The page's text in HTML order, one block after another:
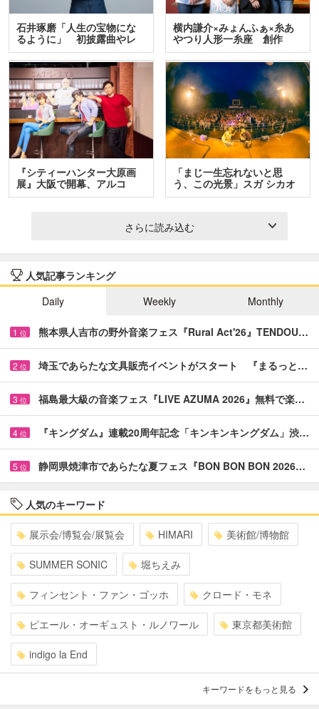
石井琢磨「人生の宝物にな
るように」 初披露曲やレ
ア…
横内謙介×みょんふぁ×糸あ
やつり人形一糸座 創作
人…
『シティーハンター大原画
展』大阪で開幕、アルコ
＆…
「まじ一生忘れないと思
う、この光景」スガ シカオ
と…
さらに読み込む
人気記事ランキング
Daily
Weekly Monthly
1 位 熊本県人吉市の野外音楽フェス『Rural Act'26』TENDOU…
2 位 埼玉であらたな文具販売イベントがスタート 『まるっと…
3 位 福島最大級の音楽フェス『LIVE AZUMA 2026』無料で楽…
4 位 『キングダム』連載20周年記念「キンキンキングダム」渋…
5 位 静岡県焼津市であらたな夏フェス『BON BON BON 2026…
人気のキーワード
展示会/博覧会/展覧会 HIMARI 美術館/博物館
SUMMER SONIC 堀ちえみ
フィンセント・ファン・ゴッホ クロード・モネ
ピエール・オーギュスト・ルノワール 東京都美術館
indigo la End
キーワードをもっと見る